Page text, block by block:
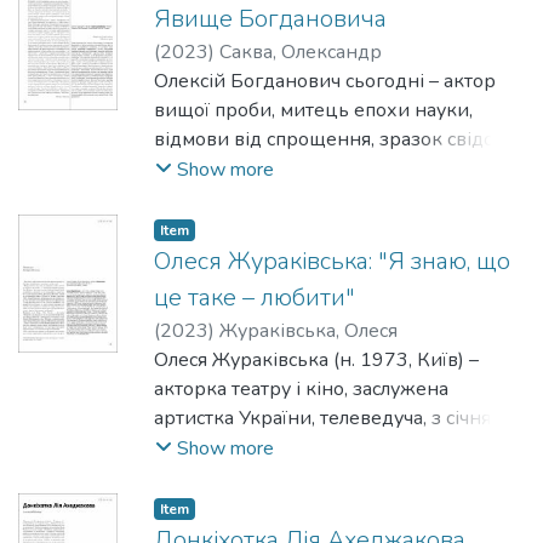
форум продовжує мистецьку молодість.
Про сміливість і наполегливість, з якою
він рухається вперед, віддзеркалюючи
новітні часи, свідчить вибір фільму-
відкриття, який не всім припав до
смаку.
Явище Богдановича
(2023) Саква, Олександр
Олексій Богданович сьогодні – актор
вищої проби, митець епохи науки,
відмови від спрощення, зразок свідомої
творчості без втрати повноти
повертає театру його святе
призначення.
Show more
Item
Олеся Жураківська: "Я знаю, що
це таке – любити"
(2023) Жураківська, Олеся
Олеся Жураківська (н. 1973, Київ) –
акторка театру і кіно, заслужена
артистка України, телеведуча, з січня
2023 – виконуюча обов’язки
Київського академічного театру драми і
комедії на лівому березі Дніпра,
Show more
Item